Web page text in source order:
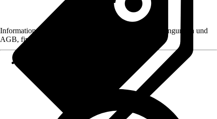
Informationen des Verkäufers, wie z. B. Rückgabebedingungen und
AGB, finden Sie bei Klick auf den Verkäufernamen.